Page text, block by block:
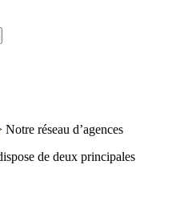
Notre réseau d’agences
de deux principales